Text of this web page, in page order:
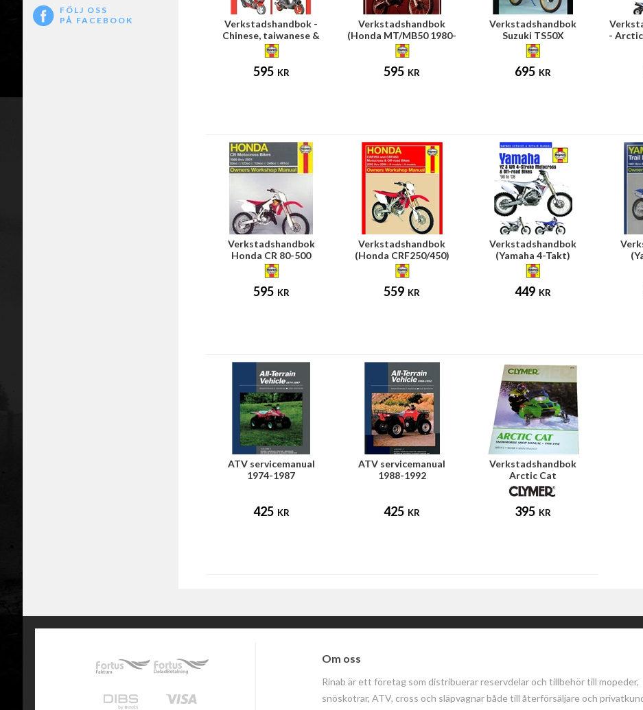
FÖLJ OSS
PÅ FACEBOOK
Verkstadshandbok -
Chinese, taiwanese &
korean scooters
595 KR
Verkstadshandbok
(Honda MT/MB50 1980-
1993)
595 KR
Verkstadshandbok
Suzuki TS50X
695 KR
-
Verkstadshandbok
Honda CR 80-500
595 KR
Verkstadshandbok
(Honda CRF250/450)
559 KR
Verkstadshandbok
(Yamaha 4-Takt)
449 KR
ATV servicemanual
1974-1987
425 KR
ATV servicemanual
1988-1992
425 KR
Verkstadshandbok
Arctic Cat
395 KR
Om oss
Rinab är ett företag som distribuerar reservdelar och tillbehör till mopeder,
snöskotrar, ATV, cross och släpvagnar både till återförsäljare och